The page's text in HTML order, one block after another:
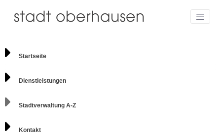
Startseite
Dienstleistungen
Stadtverwaltung A-Z
Kontakt